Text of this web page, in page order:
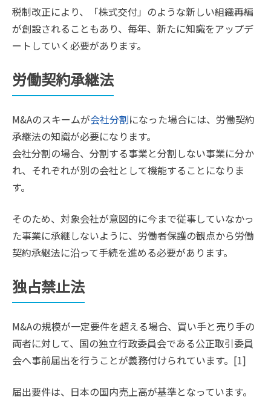
税制改正により、「株式交付」のような新しい組織再編
が創設されることもあり、毎年、新たに知識をアップデ
ートしていく必要があります。
労働契約承継法
M&Aのスキームが会社分割になった場合には、労働契約
承継法の知識が必要になります。
会社分割の場合、分割する事業と分割しない事業に分か
れ、それぞれが別の会社として機能することになりま
す。
そのため、対象会社が意図的に今まで従事していなかっ
た事業に承継しないように、労働者保護の観点から労働
契約承継法に沿って手続を進める必要があります。
独占禁止法
M&Aの規模が一定要件を超える場合、買い手と売り手の
両者に対して、国の独立行政委員会である公正取引委員
会へ事前届出を行うことが義務付けられています。[1]
届出要件は、日本の国内売上高が基準となっています。